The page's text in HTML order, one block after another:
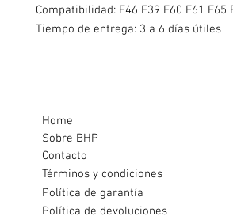
Compatibilidad: E46 E39 E60 E61 E65
Tiempo de entrega: 3 a 6 días útiles
Home
Sobre BHP
Contacto
Términos y condiciones
Política de garantía
Política de devoluciones